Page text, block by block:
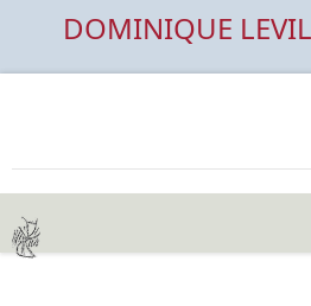
DOMINIQUE